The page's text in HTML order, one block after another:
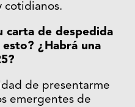
cotidianos.
carta de despedida
¿Habrá una
de presentarme
emergentes de